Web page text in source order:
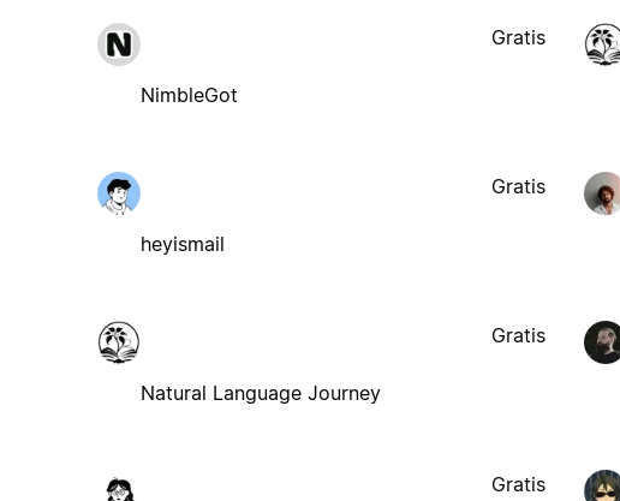
NimbleGot
Gratis
heyismail
Gratis
Natural Language Journey
Gratis
Gratis